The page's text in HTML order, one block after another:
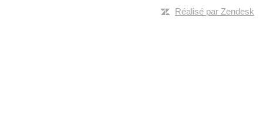
Réalisé par Zendesk